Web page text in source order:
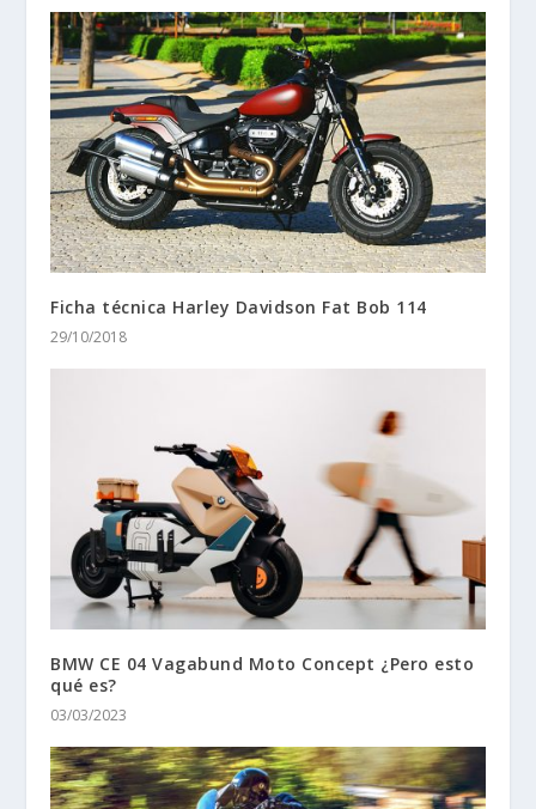
Ficha técnica Harley Davidson Fat Bob 114
29/10/2018
BMW CE 04 Vagabund Moto Concept ¿Pero esto
qué es?
03/03/2023